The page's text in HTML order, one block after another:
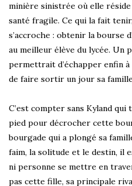
minière sinistrée où elle
santé fragile. Ce qui la fait
s’accroche : obtenir la bourse
au meilleur élève du lycée. Un
permettrait d’échapper enfin
de faire sortir un jour sa
C’est compter sans Kyland qui
pied pour décrocher cette
bourgade qui a plongé sa
faim, la solitude et le destin, il
ni personne se mettre en
pas cette fille, sa principale